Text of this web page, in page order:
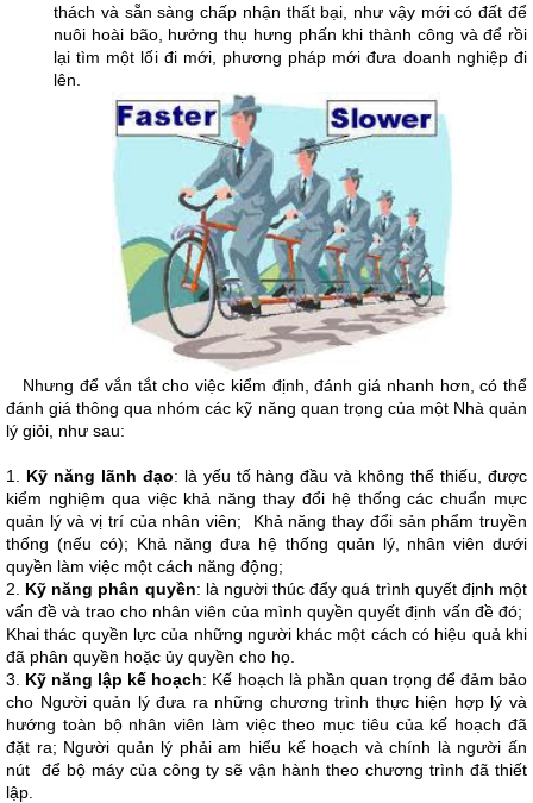
thách và sẵn sàng chấp nhận thất bại, như vậy mới có đất để
nuôi hoài bão, hưởng thụ hưng phấn khi thành công và để rồi
lại tìm một lối đi mới, phương pháp mới đưa doanh nghiệp đi
lên.
Nhưng để vắn tắt cho việc kiểm định, đánh giá nhanh hơn, có thể
đánh giá thông qua nhóm các kỹ năng quan trọng của một Nhà quản
lý giỏi, như sau:
1. Kỹ năng lãnh đạo: là yếu tố hàng đầu và không thể thiếu, được
kiểm nghiệm qua việc khả năng thay đổi hệ thống các chuẩn mực
quản lý và vị trí của nhân viên; Khả năng thay đổi sản phẩm truyền
thống (nếu có); Khả năng đưa hệ thống quản lý, nhân viên dưới
quyền làm việc một cách năng động;
2. Kỹ năng phân quyền: là người thúc đẩy quá trình quyết định một
vấn đề và trao cho nhân viên của mình quyền quyết định vấn đề đó;
Khai thác quyền lực của những người khác một cách có hiệu quả khi
đã phân quyền hoặc ủy quyền cho họ.
3. Kỹ năng lập kế hoạch: Kế hoạch là phần quan trọng để đảm bảo
cho Người quản lý đưa ra những chương trình thực hiện hợp lý và
hướng toàn bộ nhân viên làm việc theo mục tiêu của kế hoạch đã
đặt ra; Người quản lý phải am hiểu kế hoạch và chính là người ấn
nút để bộ máy của công ty sẽ vận hành theo chương trình đã thiết
lập.